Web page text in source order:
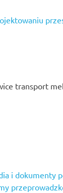
transport
i dokumenty